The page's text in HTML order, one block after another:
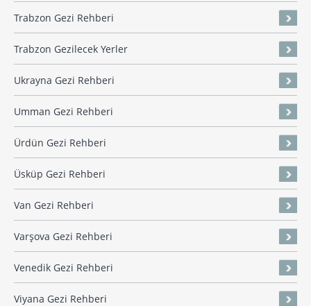
Trabzon Gezi Rehberi
Trabzon Gezilecek Yerler
Ukrayna Gezi Rehberi
Umman Gezi Rehberi
Ürdün Gezi Rehberi
Üsküp Gezi Rehberi
Van Gezi Rehberi
Varşova Gezi Rehberi
Venedik Gezi Rehberi
Viyana Gezi Rehberi